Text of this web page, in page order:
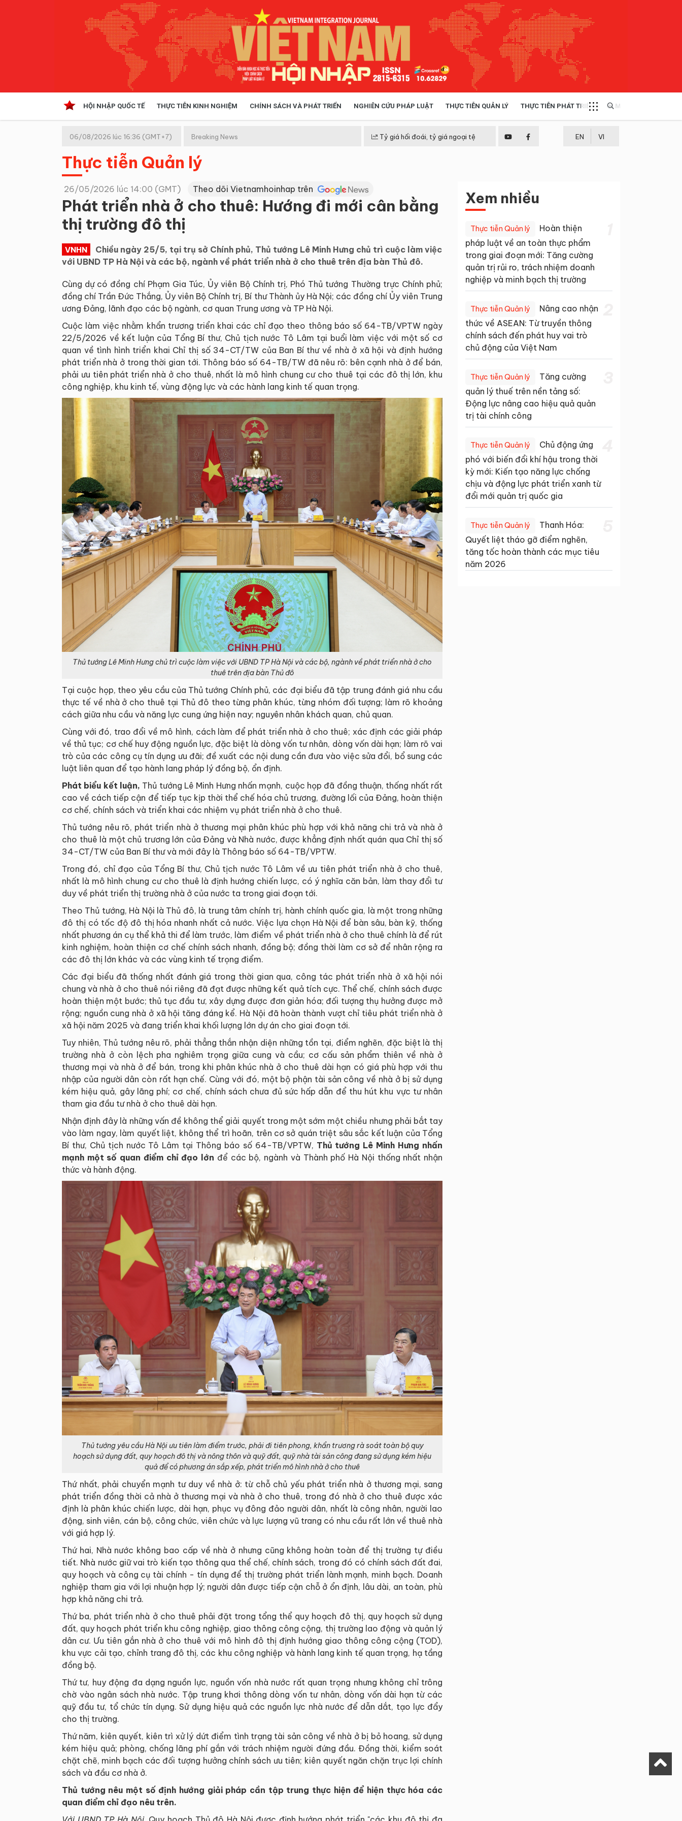
HỘI NHẬP QUỐC TẾ THỰC TIỄN KINH NGHIỆM CHÍNH SÁCH VÀ PHÁT TRIỂN NGHIÊN CỨU PHÁP LUẬT THỰC TIỄN QUẢN LÝ THỰC TIỄN PHÁT TRIỂN MULTIMEDIA
Kinh tế hội nhập
Doanh nghiệp
06/08/2026 lúc 16:36 (GMT+7) Breaking News Tỷ giá hối đoái, tỷ giá ngoại tệ EN VI
Thực tiễn Quản lý
26/05/2026 lúc 14:00 (GMT) Theo dõi Vietnamhoinhap trên
Phát triển nhà ở cho thuê: Hướng đi mới cân bằng
thị trường đô thị
VNHN
Chiều ngày 25/5, tại trụ sở Chính phủ, Thủ tướng Lê Minh Hưng chủ trì cuộc làm việc
với UBND TP Hà Nội và các bộ, ngành về phát triển nhà ở cho thuê trên địa bàn Thủ đô.
Cùng dự có đồng chí Phạm Gia Túc, Ủy viên Bộ Chính trị, Phó Thủ tướng Thường trực Chính phủ;
đồng chí Trần Đức Thắng, Ủy viên Bộ Chính trị, Bí thư Thành ủy Hà Nội; các đồng chí Ủy viên Trung
ương Đảng, lãnh đạo các bộ ngành, cơ quan Trung ương và TP Hà Nội.
Cuộc làm việc nhằm khẩn trương triển khai các chỉ đạo theo thông báo số 64-TB/VPTW ngày
22/5/2026 về kết luận của Tổng Bí thư, Chủ tịch nước Tô Lâm tại buổi làm việc với một số cơ
quan về tình hình triển khai Chỉ thị số 34-CT/TW của Ban Bí thư về nhà ở xã hội và định hướng
phát triển nhà ở trong thời gian tới. Thông báo số 64-TB/TW đã nêu rõ: bên cạnh nhà ở để bán,
phải ưu tiên phát triển nhà ở cho thuê, nhất là mô hình chung cư cho thuê tại các đô thị lớn, khu
công nghiệp, khu kinh tế, vùng động lực và các hành lang kinh tế quan trọng.
Thủ tướng Lê Minh Hưng chủ trì cuộc làm việc với UBND TP Hà Nội và các bộ, ngành về phát triển nhà ở cho
thuê trên địa bàn Thủ đô
Tại cuộc họp, theo yêu cầu của Thủ tướng Chính phủ, các đại biểu đã tập trung đánh giá nhu cầu
thực tế về nhà ở cho thuê tại Thủ đô theo từng phân khúc, từng nhóm đối tượng; làm rõ khoảng
cách giữa nhu cầu và năng lực cung ứng hiện nay; nguyên nhân khách quan, chủ quan.
Cùng với đó, trao đổi về mô hình, cách làm để phát triển nhà ở cho thuê; xác định các giải pháp
về thủ tục; cơ chế huy động nguồn lực, đặc biệt là dòng vốn tư nhân, dòng vốn dài hạn; làm rõ vai
trò của các công cụ tín dụng ưu đãi; đề xuất các nội dung cần đưa vào việc sửa đổi, bổ sung các
luật liên quan để tạo hành lang pháp lý đồng bộ, ổn định.
Phát biểu kết luận, Thủ tướng Lê Minh Hưng nhấn mạnh, cuộc họp đã đồng thuận, thống nhất rất
cao về cách tiếp cận để tiếp tục kịp thời thể chế hóa chủ trương, đường lối của Đảng, hoàn thiện
cơ chế, chính sách và triển khai các nhiệm vụ phát triển nhà ở cho thuê.
Thủ tướng nêu rõ, phát triển nhà ở thương mại phân khúc phù hợp với khả năng chi trả và nhà ở
cho thuê là một chủ trương lớn của Đảng và Nhà nước, được khẳng định nhất quán qua Chỉ thị số
34-CT/TW của Ban Bí thư và mới đây là Thông báo số 64-TB/VPTW.
Trong đó, chỉ đạo của Tổng Bí thư, Chủ tịch nước Tô Lâm về ưu tiên phát triển nhà ở cho thuê,
nhất là mô hình chung cư cho thuê là định hướng chiến lược, có ý nghĩa căn bản, làm thay đổi tư
duy về phát triển thị trường nhà ở của nước ta trong giai đoạn tới.
Theo Thủ tướng, Hà Nội là Thủ đô, là trung tâm chính trị, hành chính quốc gia, là một trong những
đô thị có tốc độ đô thị hóa nhanh nhất cả nước. Việc lựa chọn Hà Nội để bàn sâu, bàn kỹ, thống
nhất phương án cụ thể khả thi để làm trước, làm điểm về phát triển nhà ở cho thuê chính là để rút
kinh nghiệm, hoàn thiện cơ chế chính sách nhanh, đồng bộ; đồng thời làm cơ sở để nhân rộng ra
các đô thị lớn khác và các vùng kinh tế trọng điểm.
Các đại biểu đã thống nhất đánh giá trong thời gian qua, công tác phát triển nhà ở xã hội nói
chung và nhà ở cho thuê nói riêng đã đạt được những kết quả tích cực. Thể chế, chính sách được
hoàn thiện một bước; thủ tục đầu tư, xây dựng được đơn giản hóa; đối tượng thụ hưởng được mở
rộng; nguồn cung nhà ở xã hội tăng đáng kể. Hà Nội đã hoàn thành vượt chỉ tiêu phát triển nhà ở
xã hội năm 2025 và đang triển khai khối lượng lớn dự án cho giai đoạn tới.
Tuy nhiên, Thủ tướng nêu rõ, phải thẳng thắn nhận diện những tồn tại, điểm nghẽn, đặc biệt là thị
trường nhà ở còn lệch pha nghiêm trọng giữa cung và cầu; cơ cấu sản phẩm thiên về nhà ở
thương mại và nhà ở để bán, trong khi phân khúc nhà ở cho thuê dài hạn có giá phù hợp với thu
nhập của người dân còn rất hạn chế. Cùng với đó, một bộ phận tài sản công về nhà ở bị sử dụng
kém hiệu quả, gây lãng phí; cơ chế, chính sách chưa đủ sức hấp dẫn để thu hút khu vực tư nhân
tham gia đầu tư nhà ở cho thuê dài hạn.
Nhận định đây là những vấn đề không thể giải quyết trong một sớm một chiều nhưng phải bắt tay
vào làm ngay, làm quyết liệt, không thể trì hoãn, trên cơ sở quán triệt sâu sắc kết luận của Tổng
Bí thư, Chủ tịch nước Tô Lâm tại Thông báo số 64-TB/VPTW, Thủ tướng Lê Minh Hưng nhấn
mạnh một số quan điểm chỉ đạo lớn để các bộ, ngành và Thành phố Hà Nội thống nhất nhận
thức và hành động.
Thủ tướng yêu cầu Hà Nội ưu tiên làm điểm trước, phải đi tiên phong, khẩn trương rà soát toàn bộ quy
hoạch sử dụng đất, quy hoạch đô thị và nông thôn và quỹ đất, quỹ nhà tài sản công đang sử dụng kém hiệu
quả để có phương án sắp xếp, phát triển mô hình nhà ở cho thuê
Thứ nhất, phải chuyển mạnh tư duy về nhà ở: từ chỗ chủ yếu phát triển nhà ở thương mại, sang
phát triển đồng thời cả nhà ở thương mại và nhà ở cho thuê, trong đó nhà ở cho thuê được xác
định là phân khúc chiến lược, dài hạn, phục vụ đông đảo người dân, nhất là công nhân, người lao
động, sinh viên, cán bộ, công chức, viên chức và lực lượng vũ trang có nhu cầu rất lớn về thuê nhà
với giá hợp lý.
Thứ hai, Nhà nước không bao cấp về nhà ở nhưng cũng không hoàn toàn để thị trường tự điều
tiết. Nhà nước giữ vai trò kiến tạo thông qua thể chế, chính sách, trong đó có chính sách đất đai,
quy hoạch và công cụ tài chính - tín dụng để thị trường phát triển lành mạnh, minh bạch. Doanh
nghiệp tham gia với lợi nhuận hợp lý; người dân được tiếp cận chỗ ở ổn định, lâu dài, an toàn, phù
hợp khả năng chi trả.
Thứ ba, phát triển nhà ở cho thuê phải đặt trong tổng thể quy hoạch đô thị, quy hoạch sử dụng
đất, quy hoạch phát triển khu công nghiệp, giao thông công cộng, thị trường lao động và quản lý
dân cư. Ưu tiên gắn nhà ở cho thuê với mô hình đô thị định hướng giao thông công cộng (TOD),
khu vực cải tạo, chỉnh trang đô thị, các khu công nghiệp và hành lang kinh tế quan trọng, hạ tầng
đồng bộ.
Thứ tư, huy động đa dạng nguồn lực, nguồn vốn nhà nước rất quan trọng nhưng không chỉ trông
chờ vào ngân sách nhà nước. Tập trung khơi thông dòng vốn tư nhân, dòng vốn dài hạn từ các
quỹ đầu tư, tổ chức tín dụng. Sử dụng hiệu quả các nguồn lực nhà nước để dẫn dắt, tạo lực đẩy
cho thị trường.
Thứ năm, kiên quyết, kiên trì xử lý dứt điểm tình trạng tài sản công về nhà ở bị bỏ hoang, sử dụng
kém hiệu quả; phòng, chống lãng phí gắn với trách nhiệm người đứng đầu. Đồng thời, kiểm soát
chặt chẽ, minh bạch các đối tượng hưởng chính sách ưu tiên; kiên quyết ngăn chặn trục lợi chính
sách và đầu cơ nhà ở.
Thủ tướng nêu một số định hướng giải pháp cần tập trung thực hiện để hiện thực hóa các
quan điểm chỉ đạo nêu trên.
Xem nhiều
Thực tiễn Quản lý
Hoàn thiện
pháp luật về an toàn thực phẩm
trong giai đoạn mới: Tăng cường
quản trị rủi ro, trách nhiệm doanh
nghiệp và minh bạch thị trường
Thực tiễn Quản lý
Nâng cao nhận
thức về ASEAN: Từ truyền thông
chính sách đến phát huy vai trò
chủ động của Việt Nam
Thực tiễn Quản lý
Tăng cường
quản lý thuế trên nền tảng số:
Động lực nâng cao hiệu quả quản
trị tài chính công
Thực tiễn Quản lý
Chủ động ứng
phó với biến đổi khí hậu trong thời
kỳ mới: Kiến tạo năng lực chống
chịu và động lực phát triển xanh từ
đổi mới quản trị quốc gia
Thực tiễn Quản lý
Thanh Hóa:
Quyết liệt tháo gỡ điểm nghẽn,
tăng tốc hoàn thành các mục tiêu
năm 2026